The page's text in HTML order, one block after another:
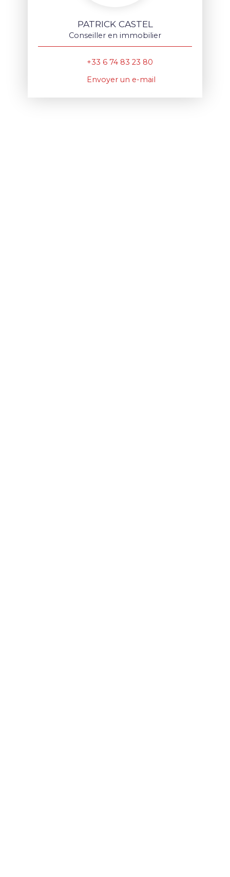
PATRICK CASTEL
Conseiller en immobilier
+33 6 74 83 23 80
Envoyer un e-mail